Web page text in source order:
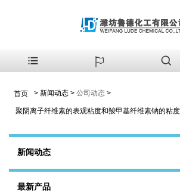
首页 > 新闻动态 > 公司动态 >
聚阴离子纤维素的表观粘度和羧甲基纤维素钠的粘
新闻动态
最新产品